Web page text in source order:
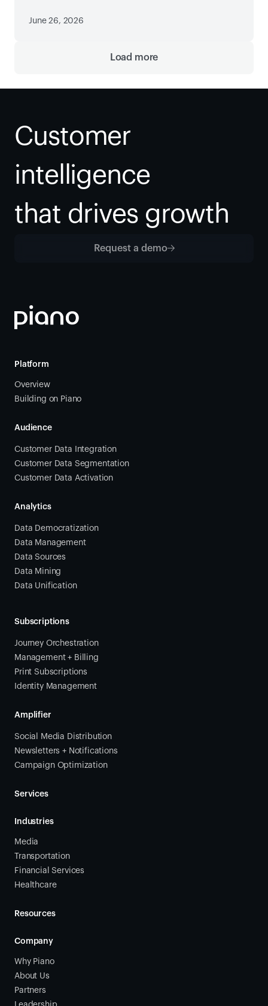
June 26, 2026
Load more
Customer
intelligence
that drives growth
Request a demo
Platform
Overview
Building on Piano
Audience
Customer Data Integration
Customer Data Segmentation
Customer Data Activation
Analytics
Data Democratization
Data Management
Data Sources
Data Mining
Data Unification
Subscriptions
Journey Orchestration
Management + Billing
Print Subscriptions
Identity Management
Amplifier
Social Media Distribution
Newsletters + Notifications
Campaign Optimization
Services
Industries
Media
Transportation
Financial Services
Healthcare
Resources
Company
Why Piano
About Us
Partners